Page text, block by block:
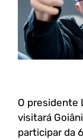
O presidente
visitará
participar da